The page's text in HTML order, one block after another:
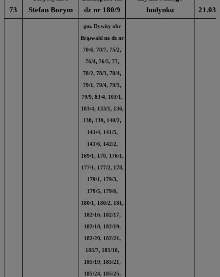
73
Stefan Borym
dz nr 180/9
budynku
gm. Dywity obr
Brąswałd na dz nr
70/6, 70/7, 75/2,
76/4, 76/5, 77,
78/2, 78/3, 78/4,
79/1, 79/4, 79/5,
79/9, 83/4, 103/1,
103/4, 133/1, 136,
138, 139, 140/2,
141/4, 141/5,
141/6, 142/2,
169/1, 170, 176/1,
177/1, 177/2, 178,
179/1, 179/3,
179/5, 179/6,
180/1, 180/2, 181,
182/16, 182/17,
182/18, 182/19,
182/20, 182/21,
185/7, 185/10,
185/19, 185/21,
185/24, 185/25,